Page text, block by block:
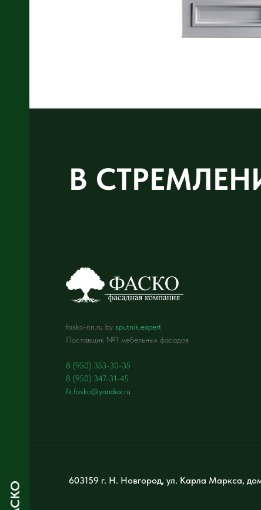
В
fasko-nn.ru by sputnik.expert
Поставщик №1 мебельных фасадов
8 (950) 353-30-35
8 (950) 347-31-45
fk.fasko@yandex.ru
603159 г. Н. Новгород, ул. Карла Маркса,